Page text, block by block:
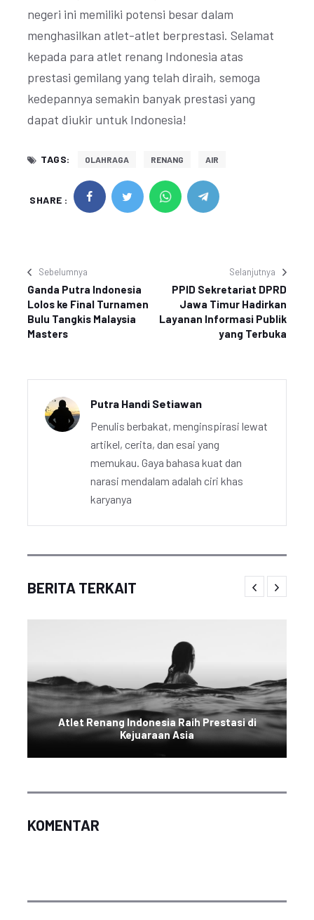
negeri ini memiliki potensi besar dalam
menghasilkan atlet-atlet berprestasi. Selamat
kepada para atlet renang Indonesia atas
prestasi gemilang yang telah diraih, semoga
kedepannya semakin banyak prestasi yang
dapat diukir untuk Indonesia!
TAGS: OLAHRAGA RENANG AIR
SHARE :
Sebelumnya
Ganda Putra Indonesia
Lolos ke Final Turnamen
Bulu Tangkis Malaysia
Masters
Selanjutnya
PPID Sekretariat DPRD
Jawa Timur Hadirkan
Layanan Informasi Publik
yang Terbuka
Putra Handi Setiawan
Penulis berbakat, menginspirasi lewat
artikel, cerita, dan esai yang
memukau. Gaya bahasa kuat dan
narasi mendalam adalah ciri khas
karyanya
BERITA TERKAIT
Atlet Renang Indonesia Raih Prestasi di
Kejuaraan Asia
KOMENTAR